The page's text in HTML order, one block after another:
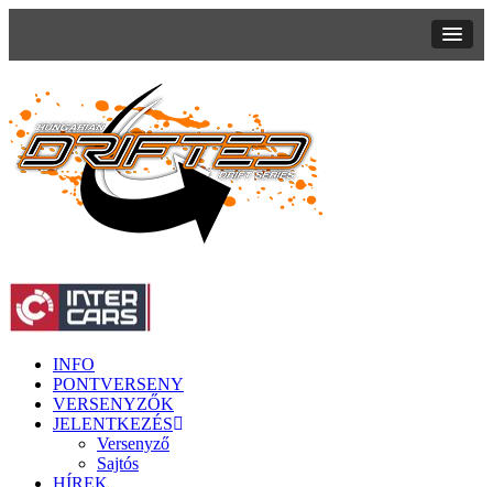
INFO
PONTVERSENY
VERSENYZŐK
JELENTKEZÉS
Versenyző
Sajtós
HÍREK